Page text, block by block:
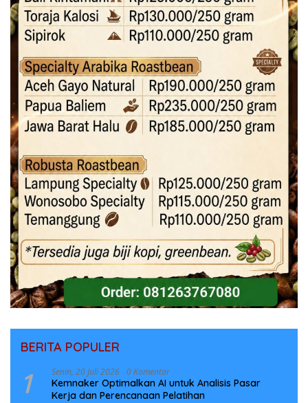
BERITA POPULER
1 Senin, 20 Juli 2026 0 Komentar
Kemnaker Optimalkan AI untuk Analisis Pasar
Kerja dan Perencanaan Pelatihan